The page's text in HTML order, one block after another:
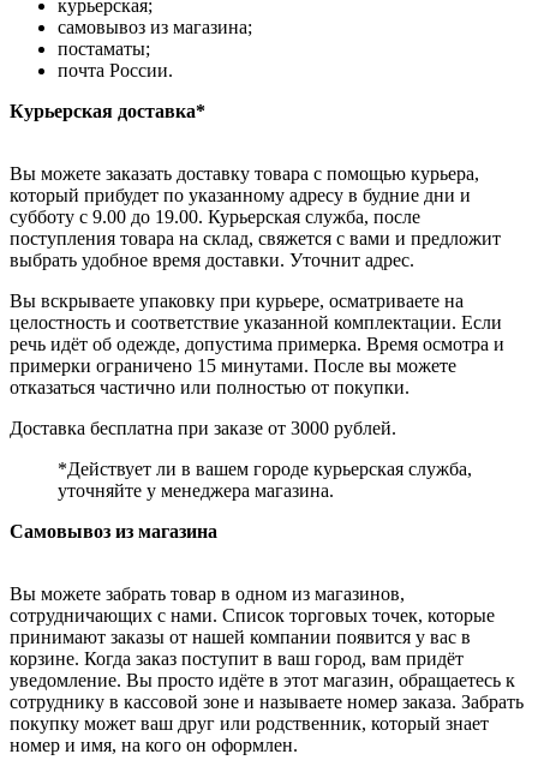
курьерская;
самовывоз из магазина;
постаматы;
почта России.
Курьерская доставка*
Вы можете заказать доставку товара с помощью курьера,
который прибудет по указанному адресу в будние дни и
субботу с 9.00 до 19.00. Курьерская служба, после
поступления товара на склад, свяжется с вами и предложит
выбрать удобное время доставки. Уточнит адрес.
Вы вскрываете упаковку при курьере, осматриваете на
целостность и соответствие указанной комплектации. Если
речь идёт об одежде, допустима примерка. Время осмотра и
примерки ограничено 15 минутами. После вы можете
отказаться частично или полностью от покупки.
Доставка бесплатна при заказе от 3000 рублей.
*Действует ли в вашем городе курьерская служба,
уточняйте у менеджера магазина.
Самовывоз из магазина
Вы можете забрать товар в одном из магазинов,
сотрудничающих с нами. Список торговых точек, которые
принимают заказы от нашей компании появится у вас в
корзине. Когда заказ поступит в ваш город, вам придёт
уведомление. Вы просто идёте в этот магазин, обращаетесь к
сотруднику в кассовой зоне и называете номер заказа. Забрать
покупку может ваш друг или родственник, который знает
номер и имя, на кого он оформлен.